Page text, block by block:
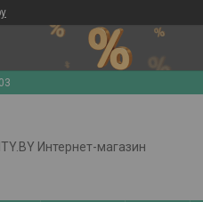
Интернет-магазин